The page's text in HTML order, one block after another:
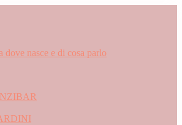
dove nasce e di cosa parlo